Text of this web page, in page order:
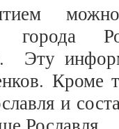
города
Эту
Кроме
и